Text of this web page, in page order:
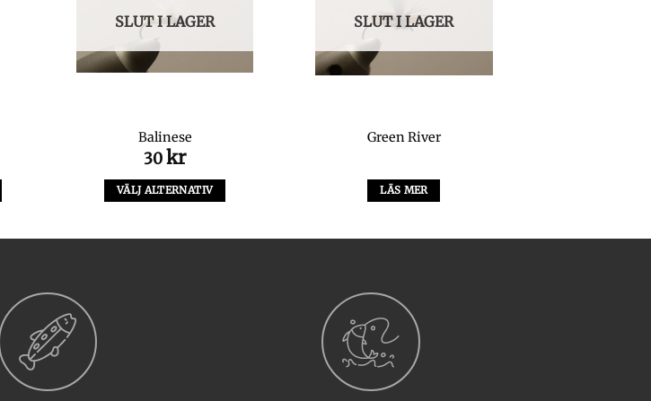
SLUT I LAGER
Balinese
30kr
VÄLJ ALTERNATIV
SLUT I LAGER
Green River
LÄS MER